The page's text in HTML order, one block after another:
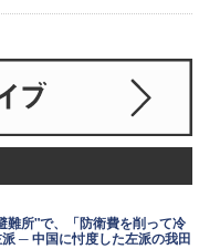
難所"で、「防衛費を削って冷
─ 中国に忖度した左派の我田